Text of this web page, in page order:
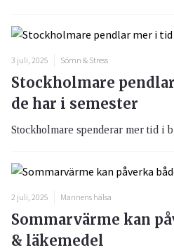
3 juli, 2025 Sömn & Stress
Stockholmare
de har i semester
Stockholmare spenderar mer tid i
2 juli, 2025 Mannens hälsa
Sommarvärme kan
& läkemedel